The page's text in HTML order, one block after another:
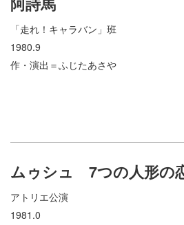
「走れ！キャラバン」班
1980.9
作・演出＝ふじたあさや
ムゥシュ 7つの人形の
アトリエ公演
1981.0